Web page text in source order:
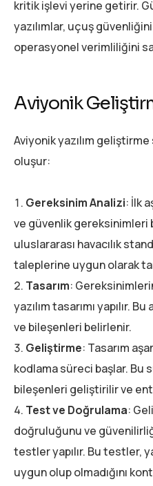
kritik işlevi yerine getirir.
yazılımlar, uçuş güvenliğini
operasyonel verimliliğini
Aviyonik
Aviyonik yazılım
oluşur:
Gereksinim Analizi: İlk
ve güvenlik gereksinimleri
uluslararası havacılık
taleplerine uygun olarak
Tasarım:
yazılım tasarımı yapılır.
ve bileşenleri belirlenir.
Geliştirme: Tasarım
kodlama süreci başlar. Bu
bileşenleri geliştirilir ve
Test ve Doğrulama:
doğruluğunu ve
testler yapılır. Bu testler,
uygun olup olmadığını